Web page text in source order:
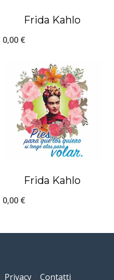
Frida Kahlo
0,00 €
Frida Kahlo
0,00 €
Privacy Contatti